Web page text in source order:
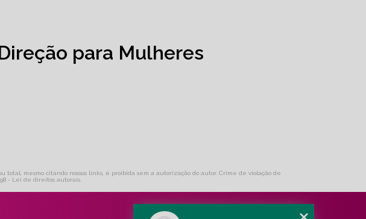
para Mulheres
total, mesmo citando nossos links, é proibida sem a autorização do autor. Crime de violação de
98 - Lei de direitos autorais.